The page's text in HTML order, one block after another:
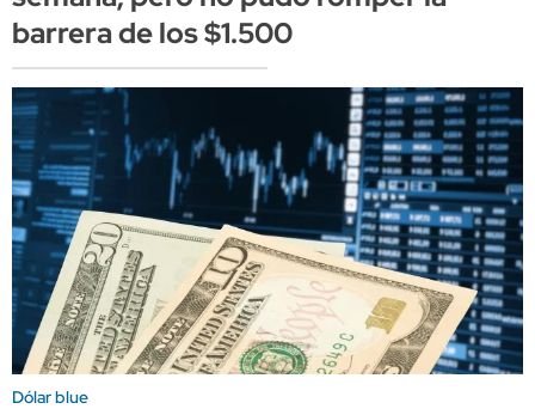
barrera de los $1.500
Dólar blue